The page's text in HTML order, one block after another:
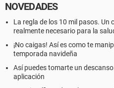
NOVEDADES
La regla de los 10 mil pasos. Un
realmente necesario para la
¡No caigas! Así es como te
temporada navideña
Así puedes tomarte un
aplicación